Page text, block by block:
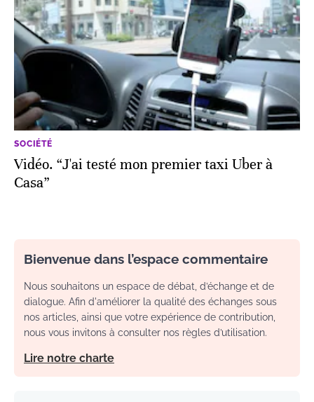
SOCIÉTÉ
Vidéo. “J'ai testé mon premier taxi Uber à
Casa”
Bienvenue dans l’espace commentaire
Nous souhaitons un espace de débat, d’échange et de
dialogue. Afin d'améliorer la qualité des échanges sous
nos articles, ainsi que votre expérience de contribution,
nous vous invitons à consulter nos règles d’utilisation.
Lire notre charte